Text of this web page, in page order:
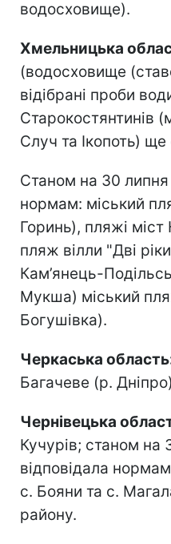
водосховище).
Хмельницька
(водосховище
відібрані проби
Старокостянтинів
Случ та Ікопоть)
Станом на 30 липня
нормам: міський
Горинь), пляжі
пляж вілли "Дві
Кам’янець-
Мукша) міський
Богушівка).
Черкаська
Багачеве (р.
Чернівецька
Кучурів; станом на
відповідала
с. Бояни та с.
району.